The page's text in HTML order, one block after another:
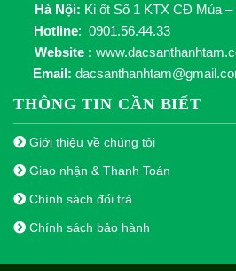
Hà Nội: Ki ốt Số 1 KTX CĐ Múa
Hotline: 0901.56.44.33
Website :
Email:
THÔNG TIN CẦN BIẾT
Giới thiệu về chúng tôi
Giao nhận & Thanh Toán
Chính sách đổi trả
Chính sách bảo hành